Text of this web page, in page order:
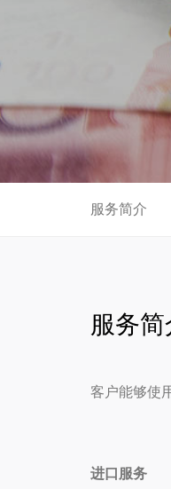
服务简介
服务
客户能够使
进口服务